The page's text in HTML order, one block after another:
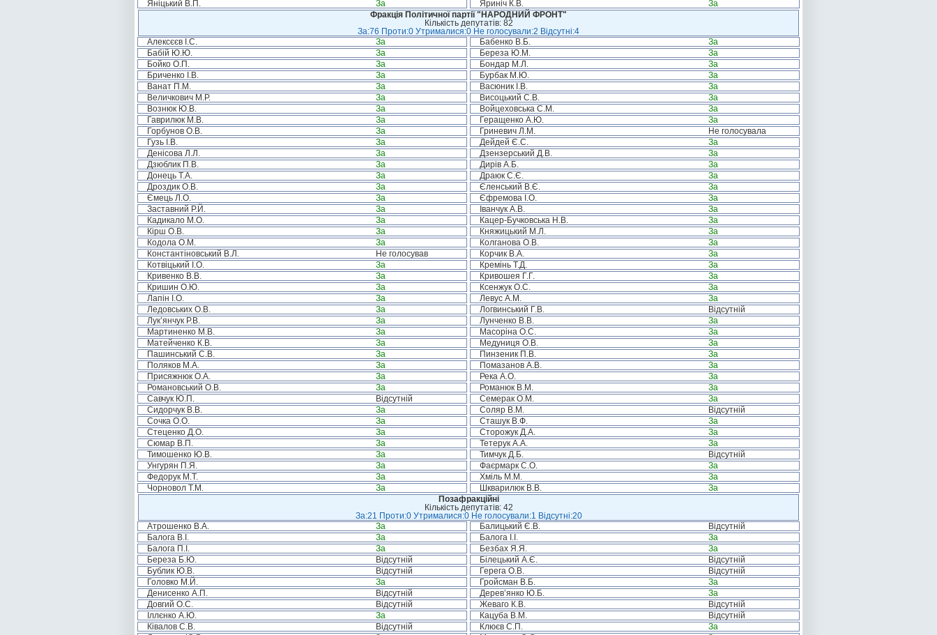
Яніцький В.П.
За Яриніч К.В.
За
Фракція Політичної партії "НАРОДНИЙ ФРОНТ"
Кількість депутатів: 82
За:76 Проти:0 Утрималися:0 Не голосували:2 Відсутні:4
Алексєєв І.С.
За Бабенко В.Б.
За
Бабій Ю.Ю.
За Береза Ю.М.
За
Бойко О.П.
За Бондар М.Л.
За
Бриченко І.В.
За Бурбак М.Ю.
За
Ванат П.М.
За Васюник І.В.
За
Величкович М.Р.
За Висоцький С.В.
За
Вознюк Ю.В.
За Войцеховська С.М.
За
Гаврилюк М.В.
За Геращенко А.Ю.
За
Горбунов О.В.
За Гриневич Л.М.
Не голосувала
Гузь І.В.
За Дейдей Є.С.
За
Денісова Л.Л.
За Дзензерський Д.В.
За
Дзюблик П.В.
За Дирів А.Б.
За
Донець Т.А.
За Драюк С.Є.
За
Дроздик О.В.
За Єленський В.Є.
За
Ємець Л.О.
За Єфремова І.О.
За
Заставний Р.Й.
За Іванчук А.В.
За
Кадикало М.О.
За Кацер-Бучковська Н.В.
За
Кірш О.В.
За Княжицький М.Л.
За
Кодола О.М.
За Колганова О.В.
За
Константіновський В.Л.
Не голосував Корчик В.А.
За
Котвіцький І.О.
За Кремінь Т.Д.
За
Кривенко В.В.
За Кривошея Г.Г.
За
Кришин О.Ю.
За Ксенжук О.С.
За
Лапін І.О.
За Левус А.М.
За
Ледовських О.В.
За Логвинський Г.В.
Відсутній
Лук’янчук Р.В.
За Лунченко В.В.
За
Мартиненко М.В.
За Масоріна О.С.
За
Матейченко К.В.
За Медуниця О.В.
За
Пашинський С.В.
За Пинзеник П.В.
За
Поляков М.А.
За Помазанов А.В.
За
Присяжнюк О.А.
За Река А.О.
За
Романовський О.В.
За Романюк В.М.
За
Савчук Ю.П.
Відсутній Семерак О.М.
За
Сидорчук В.В.
За Соляр В.М.
Відсутній
Сочка О.О.
За Сташук В.Ф.
За
Стеценко Д.О.
За Сторожук Д.А.
За
Сюмар В.П.
За Тетерук А.А.
За
Тимошенко Ю.В.
За Тимчук Д.Б.
Відсутній
Унгурян П.Я.
За Фаєрмарк С.О.
За
Федорук М.Т.
За Хміль М.М.
За
Чорновол Т.М.
За Шкварилюк В.В.
За
Позафракційні
Кількість депутатів: 42
За:21 Проти:0 Утрималися:0 Не голосували:1 Відсутні:20
Атрошенко В.А.
За Балицький Є.В.
Відсутній
Балога В.І.
За Балога І.І.
За
Балога П.І.
За Безбах Я.Я.
За
Береза Б.Ю.
Відсутній Білецький А.Є.
Відсутній
Бублик Ю.В.
Відсутній Герега О.В.
Відсутній
Головко М.Й.
За Гройсман В.Б.
За
Денисенко А.П.
Відсутній Дерев’янко Ю.Б.
За
Довгий О.С.
Відсутній Жеваго К.В.
Відсутній
Іллєнко А.Ю.
За Кацуба В.М.
Відсутній
Ківалов С.В.
Відсутній Клюєв С.П.
За